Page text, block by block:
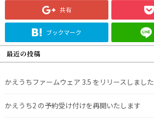
共有
ブックマーク
最近の投稿
かえうちファームウェア 3.5 をリリースしました
かえうち2 の予約受け付けを再開いたします